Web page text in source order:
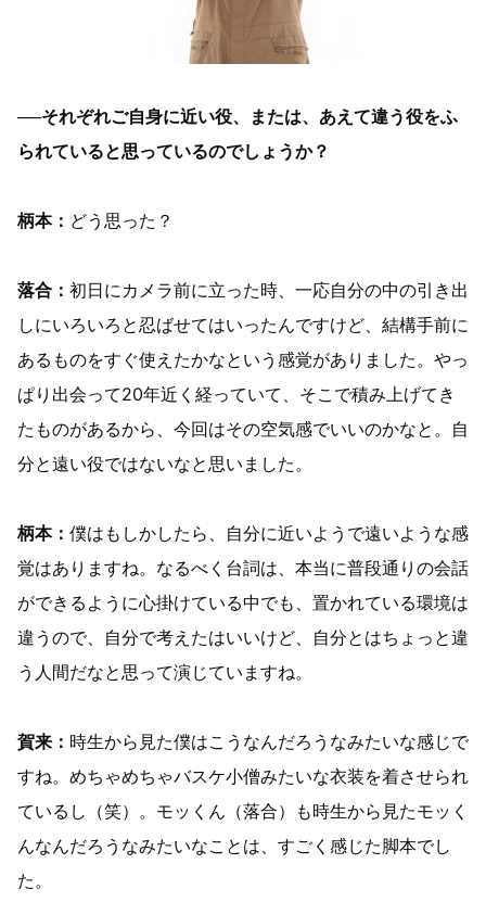
──それぞれご自身に近い役、または、あえて違う役をふ
られていると思っているのでしょうか？
柄本： どう思った？
落合： 初日にカメラ前に立った時、一応自分の中の引き出
しにいろいろと忍ばせてはいったんですけど、結構手前に
あるものをすぐ使えたかなという感覚がありました。やっ
ぱり出会って20年近く経っていて、そこで積み上げてき
たものがあるから、今回はその空気感でいいのかなと。自
分と遠い役ではないなと思いました。
柄本： 僕はもしかしたら、自分に近いようで遠いような感
覚はありますね。なるべく台詞は、本当に普段通りの会話
ができるように心掛けている中でも、置かれている環境は
違うので、自分で考えたはいいけど、自分とはちょっと違
う人間だなと思って演じていますね。
賀来： 時生から見た僕はこうなんだろうなみたいな感じで
すね。めちゃめちゃバスケ小僧みたいな衣装を着させられ
ているし（笑）。モッくん（落合）も時生から見たモッく
んなんだろうなみたいなことは、すごく感じた脚本でし
た。